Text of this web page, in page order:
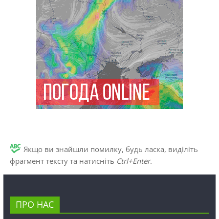
Якщо ви знайшли помилку, будь ласка, виділіть
фрагмент тексту та натисніть Ctrl+Enter.
ПРО НАС